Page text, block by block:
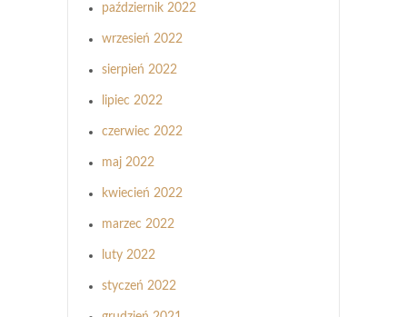
październik 2022
wrzesień 2022
sierpień 2022
lipiec 2022
czerwiec 2022
maj 2022
kwiecień 2022
marzec 2022
luty 2022
styczeń 2022